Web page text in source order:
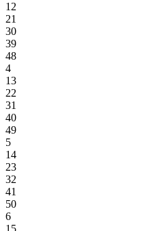
12
21
30
39
48
4
13
22
31
40
49
5
14
23
32
41
50
6
15